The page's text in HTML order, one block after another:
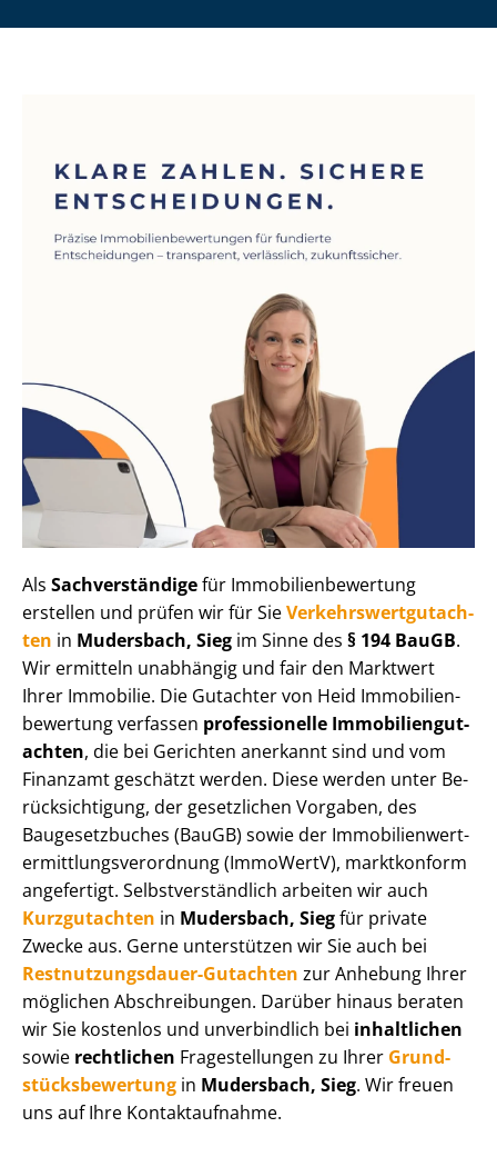
Als Sachverständigefür Im­mo­bi­li­en­be­wer­tung
erstellen und prüfen wir für SieVer­kehrs­wert­gut­ach­
ten in Mudersbach, Sieg im Sinne des § 194 BauGB.
Wir ermitteln unabhängig und fair den Marktwert
Ihrer Immobilie. Die Gutachter von Heid Im­mo­bi­li­en­
be­wer­tung verfassen professionelle Im­mo­bi­li­en­gut­
ach­ten, die bei Gerichten anerkannt sind und vom
Finanzamt geschätzt werden. Diese werden unter Be­
rück­sich­ti­gung, der gesetzlichen Vorgaben, des
Baugesetzbuches (BauGB) sowie der Im­mo­bi­li­en­wert­
ermitt­lungs­ver­ord­nung (ImmoWertV), marktkonform
angefertigt. Selbst­ver­ständ­lich arbeiten wir auch
Kurzgutachten in Mudersbach, Siegfür private
Zwecke aus. Gerne unterstützen wir Sie auch bei
Rest­nut­zungs­dau­er-Gutachten zur Anhebung Ihrer
möglichen Abschreibungen. Darüber hinaus beraten
wir Sie kostenlos und unverbindlich bei inhaltlichen
sowie rechtlichen Fragestellungen zu Ihrer Grund­
stücks­be­wer­tung in Mudersbach, Sieg. Wir freuen
uns auf Ihre Kontaktaufnahme.